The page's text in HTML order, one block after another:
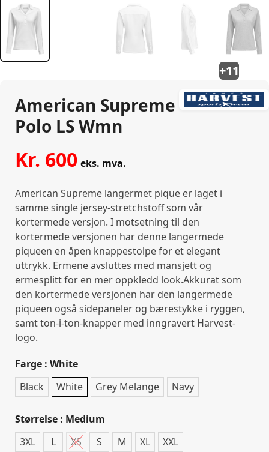
+11
American Supreme
Polo LS Wmn
Kr. 600 eks. mva.
American Supreme langermet pique er laget i
samme single jersey-stretchstoff som vår
kortermede versjon. I motsetning til den
kortermede versjonen har denne langermede
piqueen en åpen knappestolpe for et elegant
uttrykk. Ermene avsluttes med mansjett og
ermesplitt for en mer oppkledd look.Akkurat som
den kortermede versjonen har den langermede
piqueen også sidepaneler og bærestykke i ryggen,
samt ton-i-ton-knapper med inngravert Harvest-
logo.
Farge : White
Black
White Grey Melange Navy
Størrelse : Medium
3XL
L XS S M XL XXL